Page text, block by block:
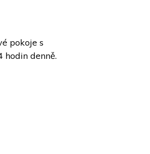
pokoje s
hodin denně.